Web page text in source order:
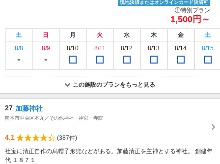
現地決済またはオンラインカード決済可
①特別プラン
1,500円～
土 日 月 火 水 木 金
土
8/8
8/9 8/10 8/11 8/12 8/13 8/14 8/15
この施設のプランをもっと見る
27 加藤神社
熊本市中央区本丸／その他神社・神宮・寺院
4.1
(387件)
社宝に清正自作の烏帽子形兜などがある。加藤清正を主神とする神社。 創建年
代 １８７１